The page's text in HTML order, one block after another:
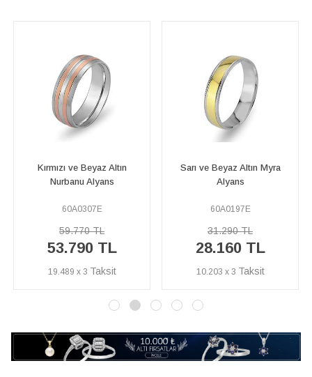
Sarı ve Beyaz Altın Myra
Alyans
60A0197E
31.290 TL
28.160 TL
10.203 x 3
Sarı ve Beyaz Altın Bahama
Alyans
60A0244E
48.380 TL
43.550 TL
15.779 x 3